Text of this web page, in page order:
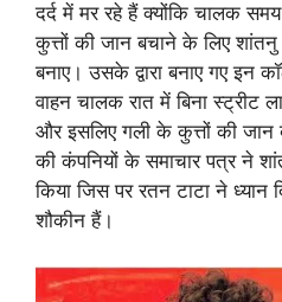
दर्द में मर रहे हैं क्योंकि चालक
कुत्तों की जान बचाने के लिए
बनाए। उसके द्वारा बनाए गए इन
वाहन चालक रात में बिना
और इसलिए गली के कुत्तों की जान
की कंपनियों के समाचार पत्र ने
किया जिस पर रतन टाटा ने ध्यान
शौकीन हैं।